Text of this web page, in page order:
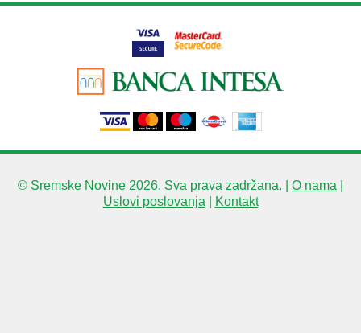
© Sremske Novine 2026. Sva prava zadržana. | O nama
Uslovi poslovanja
Kontakt